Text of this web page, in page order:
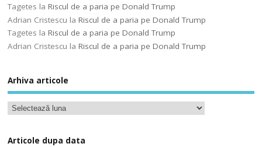
Tagetes laRiscul de a paria pe Donald Trump
Adrian Cristescu laRiscul de a paria pe Donald Trump
Tagetes laRiscul de a paria pe Donald Trump
Adrian Cristescu laRiscul de a paria pe Donald Trump
Arhiva articole
Articole dupa data